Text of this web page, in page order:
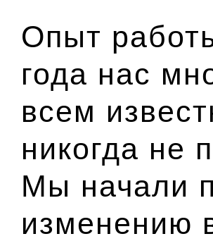
Опыт
года нас
всем
никогда не
Мы начали
изменению